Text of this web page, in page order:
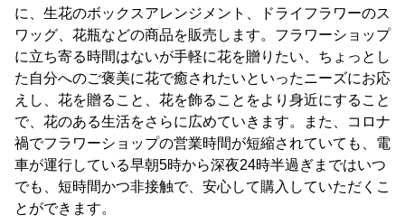
に、生花のボックスアレンジメント、ドライフラワーのス
ワッグ、花瓶などの商品を販売します。フラワーショップ
に立ち寄る時間はないが手軽に花を贈りたい、ちょっとし
た自分へのご褒美に花で癒されたいといったニーズにお応
えし、花を贈ること、花を飾ることをより身近にすること
で、花のある生活をさらに広めていきます。また、コロナ
禍でフラワーショップの営業時間が短縮されていても、電
車が運行している早朝5時から深夜24時半過ぎまではいつ
でも、短時間かつ非接触で、安心して購入していただくこ
とができます。